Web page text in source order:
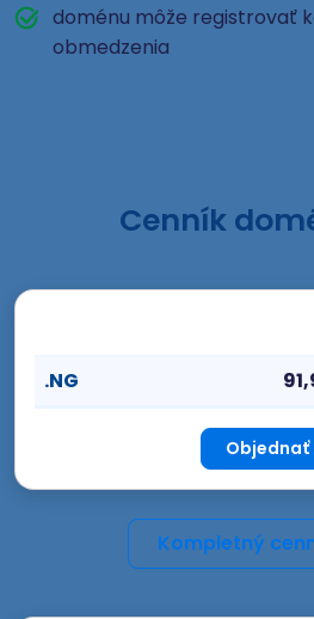
doménu môže registrovať
obmedzenia
Cenník
.NG
Objednať
Kompletný